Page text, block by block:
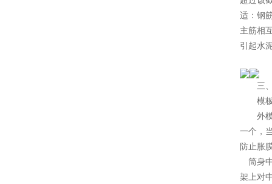
适：钢
主筋相
引起水
三、
模板
外模
一个，
防止胀
筒身中
架上对